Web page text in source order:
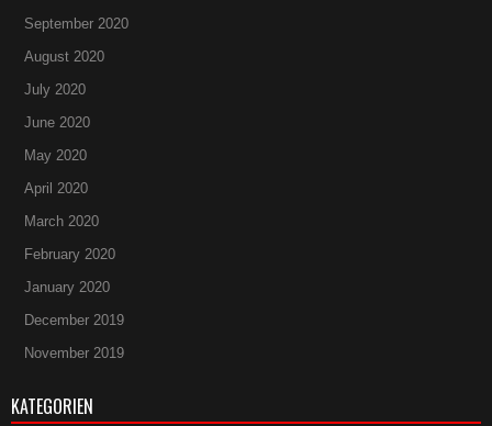
September 2020
August 2020
July 2020
June 2020
May 2020
April 2020
March 2020
February 2020
January 2020
December 2019
November 2019
KATEGORIEN